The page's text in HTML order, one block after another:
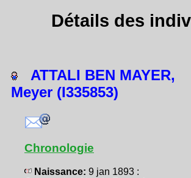
Détails des
ATTALI BEN MAYER,
Meyer (I335853)
Chronologie
Naissance: 9 jan 1893 :